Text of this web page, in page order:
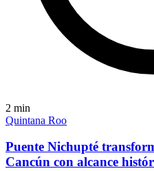
2 min
Quintana Roo
Puente Nichupté
Cancún con alcance